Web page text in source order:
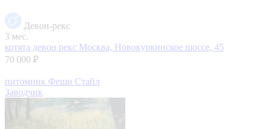
Девон-рекс
3 мес.
котята девон рекс Москва, Новокуркинское шоссе, 45
70 000 ₽
питомник Фешн Стайл
Заводчик